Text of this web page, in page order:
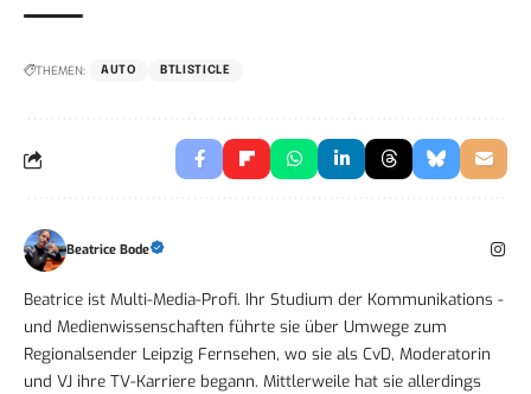
THEMEN: AUTO BTLISTICLE
Beatrice Bode
Beatrice ist Multi-Media-Profi. Ihr Studium der Kommunikations -
und Medienwissenschaften führte sie über Umwege zum
Regionalsender Leipzig Fernsehen, wo sie als CvD, Moderatorin
und VJ ihre TV-Karriere begann. Mittlerweile hat sie allerdings